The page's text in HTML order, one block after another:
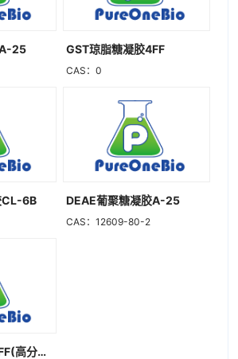
25 GST琼脂糖凝胶4FF
CAS：0
CL-6B DEAE葡聚糖凝胶A-25
CAS：12609-80-2
苯基琼脂糖凝胶6FF(高分辨率)